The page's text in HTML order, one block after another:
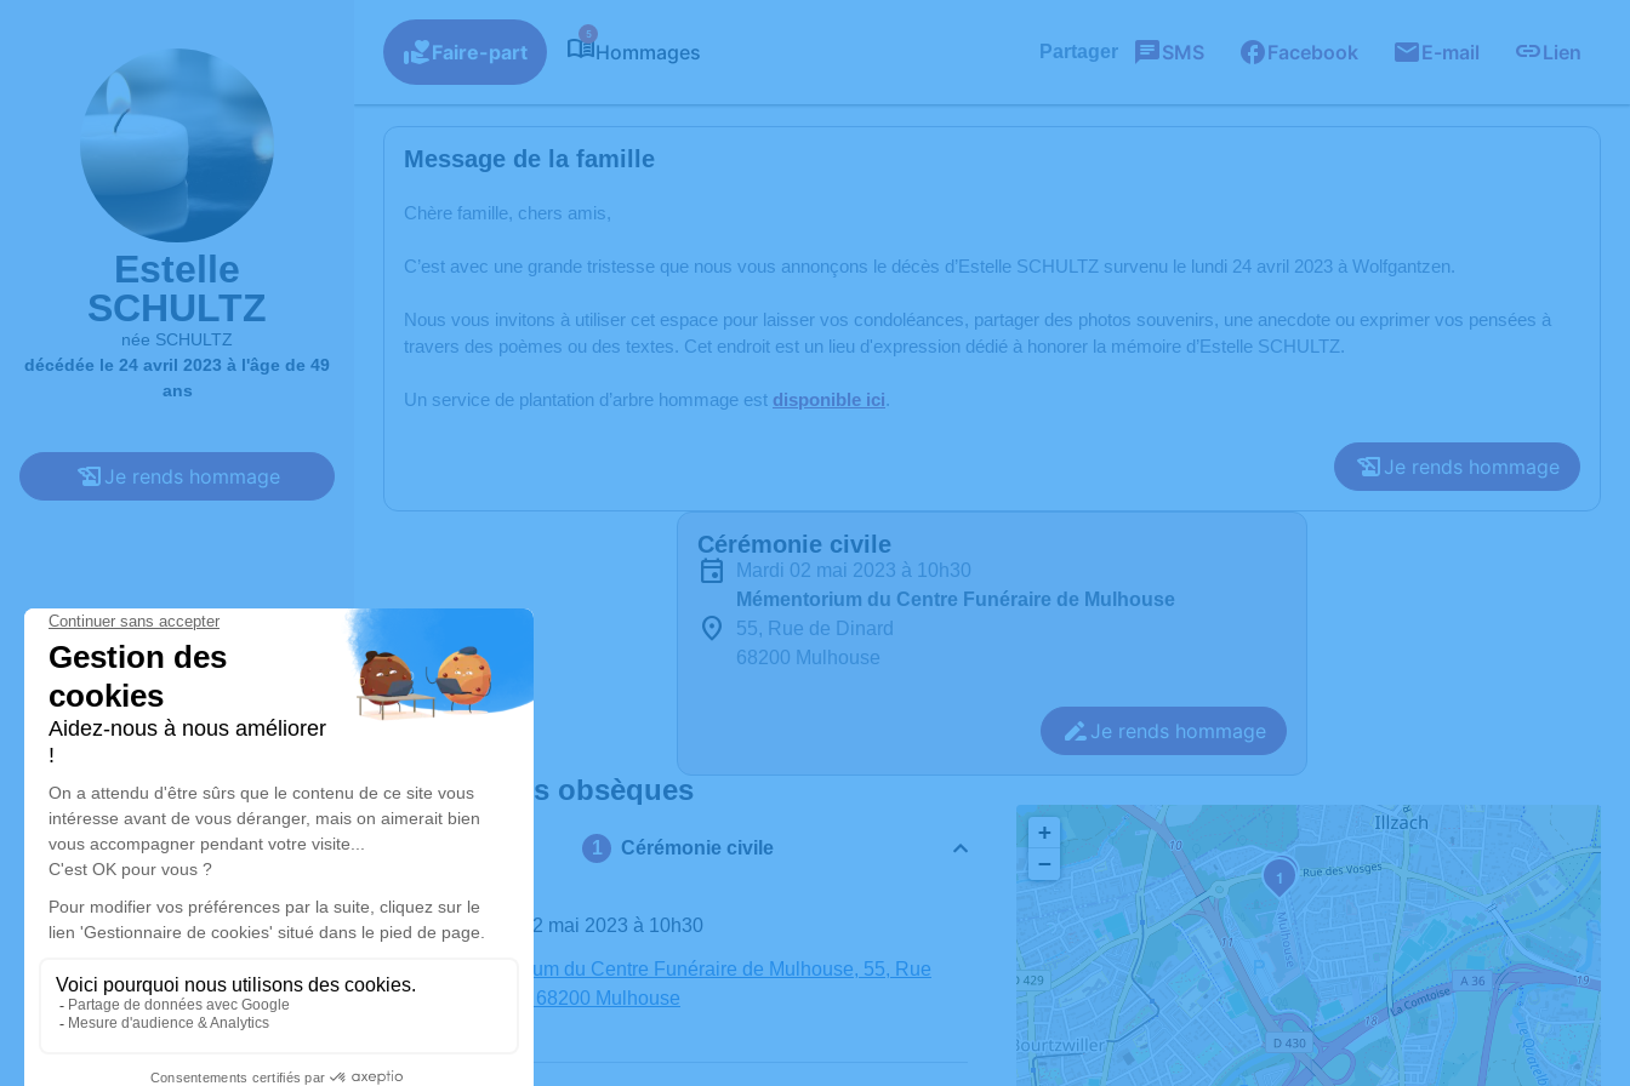
Estelle
SCHULTZ
née SCHULTZ
décédée le 24 avril 2023 à l'âge de 49
ans
Je rends hommage
Faire-part
5
Hommages Partager SMS Facebook E-mail Lien
Message de la famille
Chère famille, chers amis,
C’est avec une grande tristesse que nous vous annonçons le décès d’Estelle SCHULTZ survenu le lundi 24 avril 2023 à Wolfgantzen.
Nous vous invitons à utiliser cet espace pour laisser vos condoléances, partager des photos souvenirs, une anecdote ou exprimer vos pensées à
travers des poèmes ou des textes. Cet endroit est un lieu d'expression dédié à honorer la mémoire d’Estelle SCHULTZ.
Un service de plantation d’arbre hommage est disponible ici.
Je rends hommage
Cérémonie civile
mardi 02 mai 2023 à 10h30
Mémentorium du Centre Funéraire de Mulhouse
55, Rue de Dinard
68200 Mulhouse
Je rends hommage
Déroulé des obsèques
Cérémonie civile
Le mardi 02 mai 2023 à 10h30
Mémentorium du Centre Funéraire de Mulhouse, 55, Rue
de Dinard, 68200 Mulhouse
12
+
−